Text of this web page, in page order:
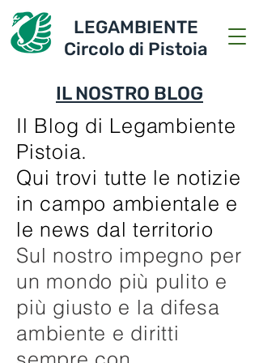
LEGAMBIENTE
Circolo di Pistoia
IL NOSTRO BLOG
Il Blog di Legambiente
Pistoia.
Qui trovi tutte le notizie
in campo ambientale e
le news dal territorio
Sul nostro impegno per
un mondo più pulito e
più giusto e la difesa
ambiente e diritti